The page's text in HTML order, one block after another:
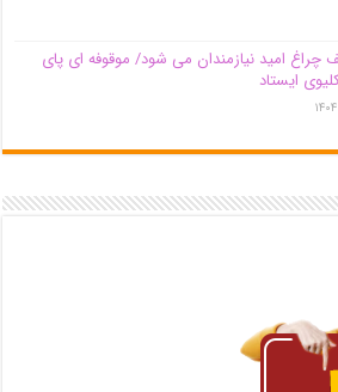
چراغ امید نیازمندان می شود/ موقوفه ای پای
ایستاد